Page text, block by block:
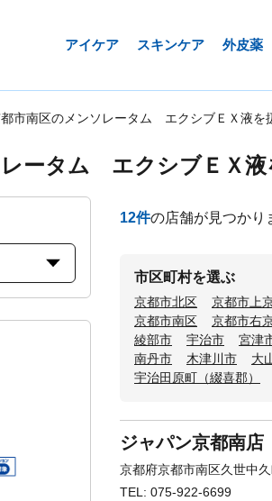
アイケア スキンケア 外皮薬
市南区のメンソレータム エクシブＥＸ液を
ータム エクシブＥＸ液
12件の店舗が見つかり
市区町村を選ぶ
京都市北区 京都市上
京都市南区
京都市右
綾部市
宇治市 宮津
南丹市
木津川市 大
宇治田原町（綴喜郡）
ジャパン京都南店
京都府京都市南区久世中
TEL: 075-922-6699